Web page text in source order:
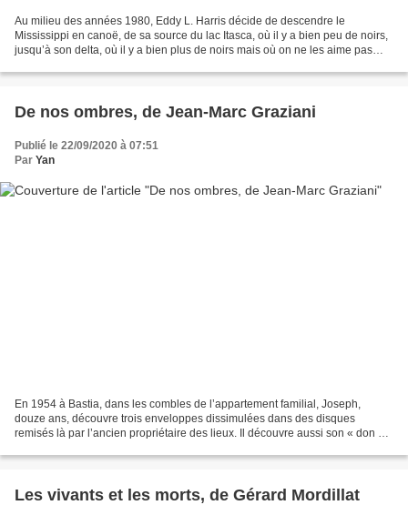
Au milieu des années 1980, Eddy L. Harris décide de descendre le
Mississippi en canoë, de sa source du lac Itasca, où il y a bien peu de noirs,
jusqu’à son delta, où il y a bien plus de noirs mais où on ne les aime pas
De nos ombres, de Jean-Marc Graziani
Publié le 22/09/2020 à 07:51
Par Yan
En 1954 à Bastia, dans les combles de l’appartement familial, Joseph,
douze ans, découvre trois enveloppes dissimulées dans des disques
remisés là par l’ancien propriétaire des lieux. Il découvre aussi son « don »,
Les vivants et les morts, de Gérard Mordillat